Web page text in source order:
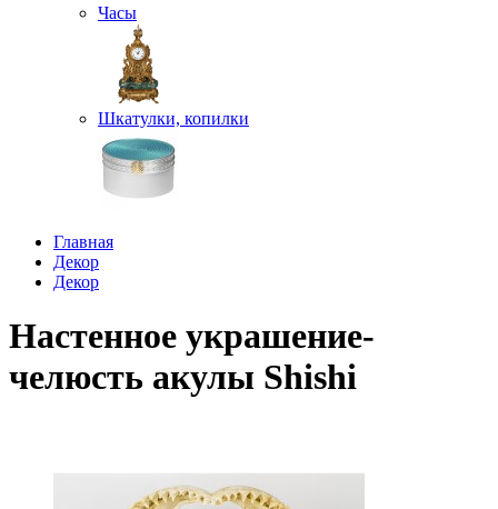
Часы
Шкатулки, копилки
Главная
Декор
Декор
Настенное украшение-
челюсть акулы Shishi